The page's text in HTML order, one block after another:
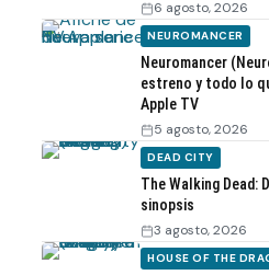
6 agosto, 2026
NEUROMANCER
Neuromancer
estreno y todo lo
Apple TV
5 agosto, 2026
DEAD CITY
The Walking Dead:
sinopsis
3 agosto, 2026
HOUSE OF THE